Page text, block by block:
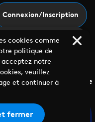
Connexion/Inscription
Labels Genre
cookies comme
politique de
acceptez notre
veuillez
et continuer à
fermer